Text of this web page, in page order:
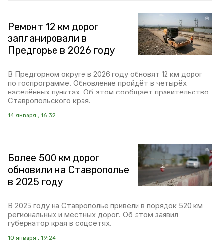
Ремонт 12 км дорог
запланировали в
Предгорье в 2026 году
В Предгорном округе в 2026 году обновят 12 км дорог
по госпрограмме. Обновление пройдёт в четырёх
населённых пунктах. Об этом сообщает правительство
Ставропольского края.
14 января , 16:32
Более 500 км дорог
обновили на Ставрополье
в 2025 году
В 2025 году на Ставрополье привели в порядок 520 км
региональных и местных дорог. Об этом заявил
губернатор края в соцсетях.
10 января , 19:24